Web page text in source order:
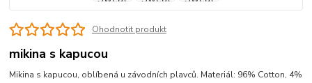
Ohodnotit produkt
mikina s kapucou
Mikina s kapucou, oblíbená u závodních plavců. Materiál: 96% Cotton, 4%